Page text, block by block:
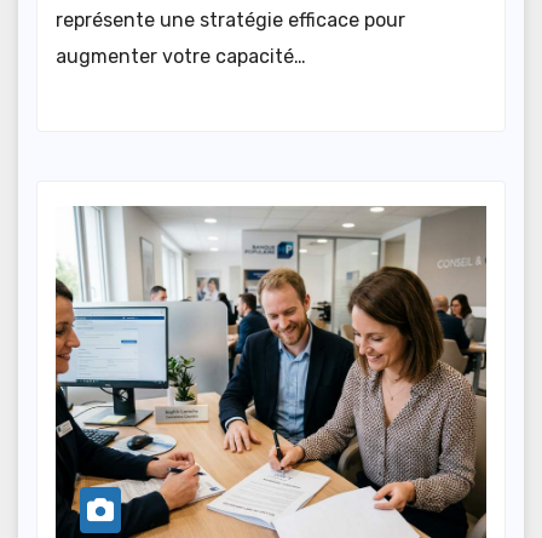
représente une stratégie efficace pour
augmenter votre capacité…